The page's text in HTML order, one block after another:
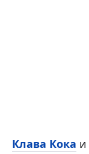
Клава Кока и